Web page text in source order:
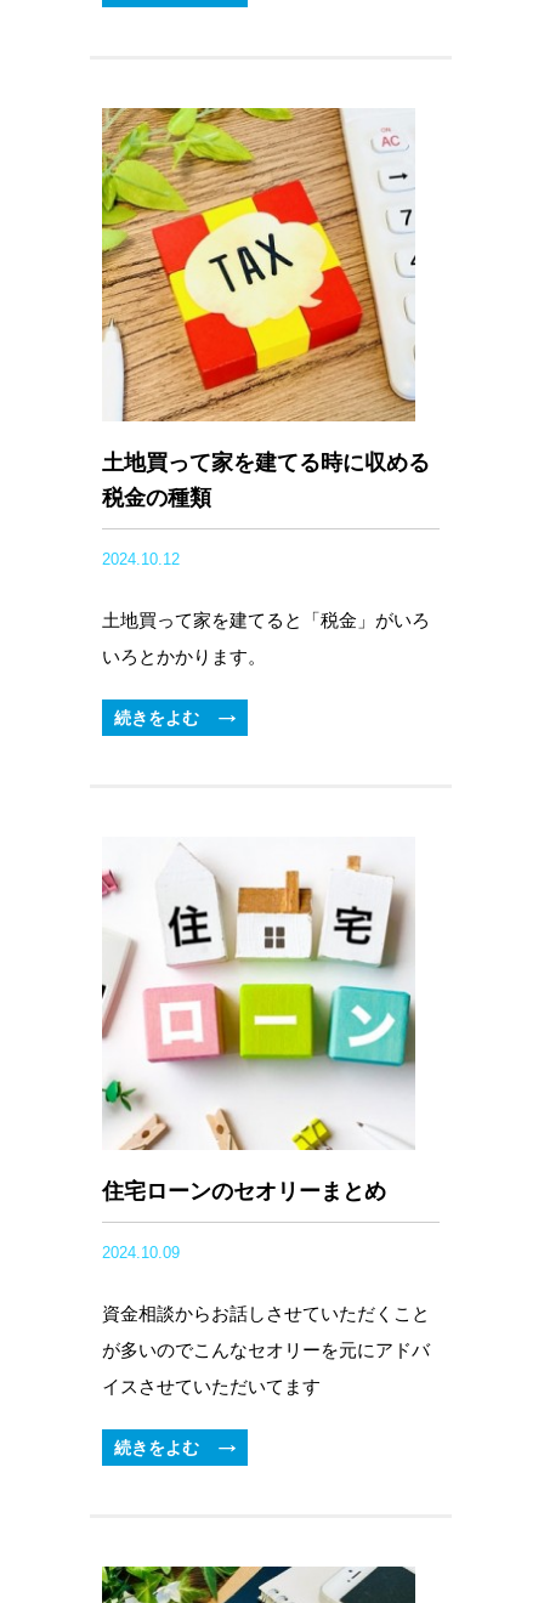
土地買って家を建てる時に収める
税金の種類
2024.10.12
土地買って家を建てると「税金」がいろ
いろとかかります。
続きをよむ
住宅ローンのセオリーまとめ
2024.10.09
資金相談からお話しさせていただくこと
が多いのでこんなセオリーを元にアドバ
イスさせていただいてます
続きをよむ